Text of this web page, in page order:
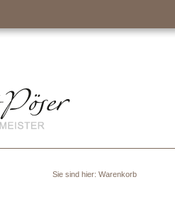
Sie sind hier: Warenkorb